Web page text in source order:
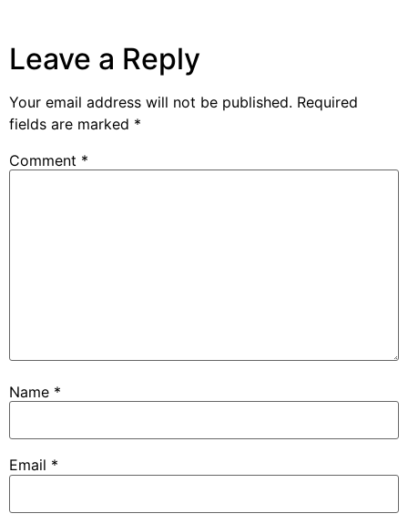
Leave a Reply
Your email address will not be published. Required
fields are marked *
Comment *
Name *
Email *